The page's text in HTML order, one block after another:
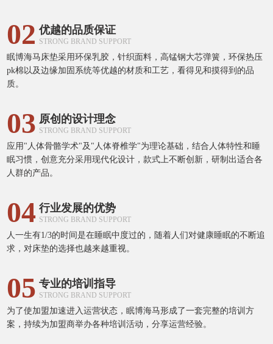
02 优越的品质保证
STRONG BRAND SUPPORT
眠博海马床垫采用环保乳胶，针织面料，高锰钢大芯弹簧，环保热压
pk棉以及边缘加固系统等优越的材质和工艺，看得见和摸得到的品
质。
03 原创的设计理念
STRONG BRAND SUPPORT
应用"人体骨骼学术"及"人体脊椎学"为理论基础，结合人体特性和睡
眠习惯，创意充分采用现代化设计，款式上不断创新，研制出适合各
人群的产品。
04 行业发展的优势
STRONG BRAND SUPPORT
人一生有1/3的时间是在睡眠中度过的，随着人们对健康睡眠的不断追
求，对床垫的选择也越来越重视。
05 专业的培训指导
STRONG BRAND SUPPORT
为了使加盟加速进入运营状态，眠博海马形成了一套完整的培训方
案，持续为加盟商举办各种培训活动，分享运营经验。